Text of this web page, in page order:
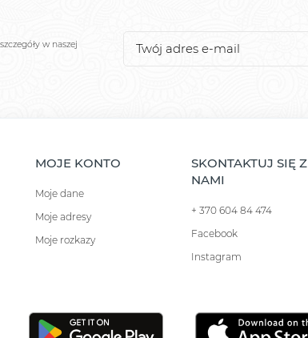
w naszej
MOJE KONTO
Moje dane
Moje adresy
Moje rozkazy
SKONTAKTUJ SIĘ Z
NAMI
+ 370 604 84 474
Facebook
Instagram